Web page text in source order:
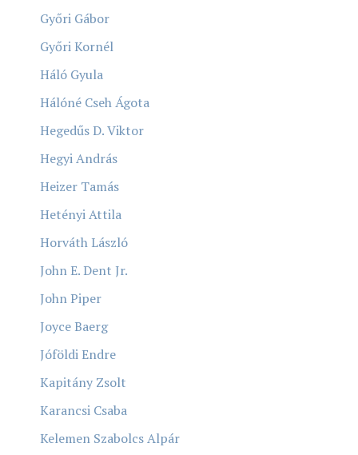
Győri Gábor
Győri Kornél
Háló Gyula
Hálóné Cseh Ágota
Hegedűs D. Viktor
Hegyi András
Heizer Tamás
Hetényi Attila
Horváth László
John E. Dent Jr.
John Piper
Joyce Baerg
Jóföldi Endre
Kapitány Zsolt
Karancsi Csaba
Kelemen Szabolcs Alpár